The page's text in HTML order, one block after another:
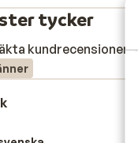
tycker